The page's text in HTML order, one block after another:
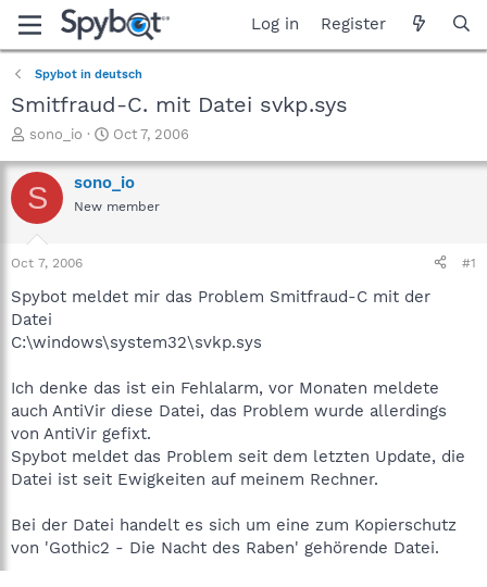
Log in Register
Spybot in deutsch
Smitfraud-C. mit Datei svkp.sys
T
r
e
a
t
a
r
t
e
sono_io
S
a
r
t
e
Oct 7, 2006
S sono_io
New member
Oct 7, 2006 #1
Spybot meldet mir das Problem Smitfraud-C mit der
Datei
C:\windows\system32\svkp.sys
Ich denke das ist ein Fehlalarm, vor Monaten meldete
auch AntiVir diese Datei, das Problem wurde allerdings
von AntiVir gefixt.
Spybot meldet das Problem seit dem letzten Update, die
Datei ist seit Ewigkeiten auf meinem Rechner.
Bei der Datei handelt es sich um eine zum Kopierschutz
von 'Gothic2 - Die Nacht des Raben' gehörende Datei.